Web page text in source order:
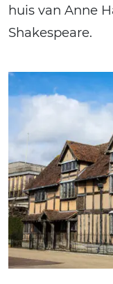
huis van Anne
Shakespeare.